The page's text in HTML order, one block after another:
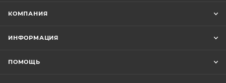
КОМПАНИЯ
ИНФОРМАЦИЯ
ПОМОЩЬ